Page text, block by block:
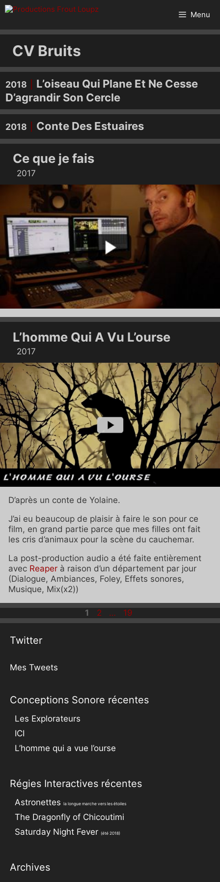
Aller
au
Menu
CV Bruits
2018
L’oiseau Qui Plane Et Ne Cesse
D’agrandir Son Cercle
2018 Conte Des Estuaires
Ce que je fais
2017
L’homme Qui A Vu L’ourse
2017
D’après un conte de Yolaine.
J’ai eu beaucoup de plaisir à faire le son pour ce
film, en grand partie parce que mes filles ont fait
les cris d’animaux pour la scène du cauchemar.
La post-production audio a été faite entièrement
avec Reaper à raison d’un département par jour
(Dialogue, Ambiances, Foley, Effets sonores,
Musique, Mix(x2))
Page
1 Page
2 … Page
19
Twitter
Mes Tweets
Conceptions Sonore récentes
Les Explorateurs
ICI
L’homme qui a vue l’ourse
Régies Interactives récentes
Astronettes la longue marche vers les étoiles
The Dragonfly of Chicoutimi
Saturday Night Fever (été 2018)
Archives